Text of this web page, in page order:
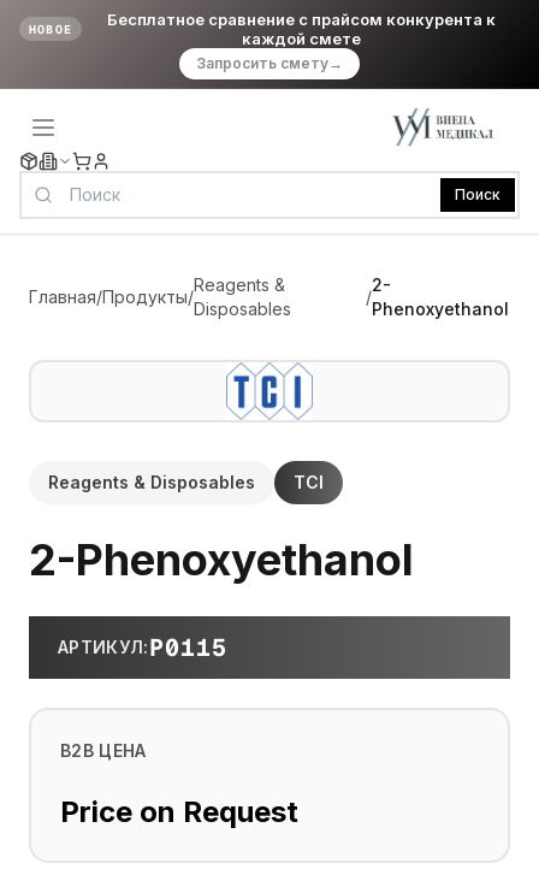
НОВОЕ
Бесплатное сравнение с прайсом конкурента к
каждой смете
Запросить смету→
Поиск
Главная/Продукты/
Reagents &
Disposables
/
2-
Phenoxyethanol
Reagents & Disposables TCI
2-Phenoxyethanol
АРТИКУЛ:P0115
B2B ЦЕНА
Price on Request